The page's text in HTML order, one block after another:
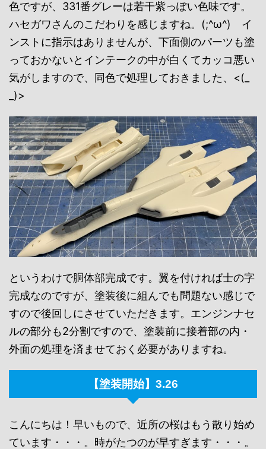
色ですが、331番グレーは若干紫っぽい色味です。
ハセガワさんのこだわりを感じますね。(;^ω^) イ
ンストに指示はありませんが、下面側のパーツも塗
っておかないとインテークの中が白くてカッコ悪い
気がしますので、同色で処理しておきました、<(_
_)>
というわけで胴体部完成です。翼を付ければ士の字
完成なのですが、塗装後に組んでも問題ない感じで
すので後回しにさせていただきます。エンジンナセ
ルの部分も2分割ですので、塗装前に接着部の内・
外面の処理を済ませておく必要がありますね。
【塗装開始】3.26
こんにちは！早いもので、近所の桜はもう散り始め
ています・・・。時がたつのが早すぎます・・・。